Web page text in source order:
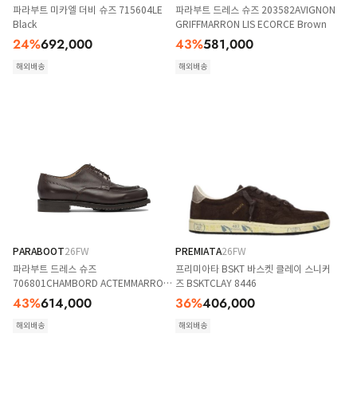
파라부트 미카엘 더비 슈즈 715604LE
Black
24%692,000
해외배송
파라부트 드레스 슈즈 203582AVIGNON
GRIFFMARRON LIS ECORCE Brown
43%581,000
해외배송
PARABOOT26FW
파라부트 드레스 슈즈
706801CHAMBORD ACTEMMARRON
LIS CAFE Brown
43%614,000
해외배송
PREMIATA26FW
프리미아타 BSKT 바스켓 클레이 스니커
즈 BSKTCLAY 8446
36%406,000
해외배송